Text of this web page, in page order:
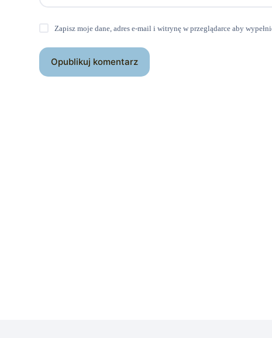
Zapisz moje dane, adres e-mail i witrynę w przeglądarce aby
Opublikuj komentarz